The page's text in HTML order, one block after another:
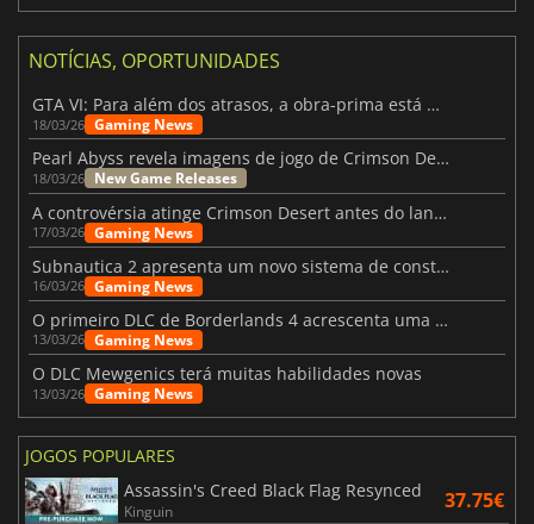
NOTÍCIAS, OPORTUNIDADES
GTA VI: Para além dos atrasos, a obra-prima está quase a chegar
18/03/26 Gaming News
Pearl Abyss revela imagens de jogo de Crimson Desert para a PS5
18/03/26 New Game Releases
A controvérsia atinge Crimson Desert antes do lançamento
17/03/26 Gaming News
Subnautica 2 apresenta um novo sistema de construção de bases
16/03/26 Gaming News
O primeiro DLC de Borderlands 4 acrescenta uma nova personagem e muito mais
13/03/26 Gaming News
O DLC Mewgenics terá muitas habilidades novas
13/03/26 Gaming News
JOGOS POPULARES
Assassin's Creed Black Flag Resynced
Kinguin 37.75€